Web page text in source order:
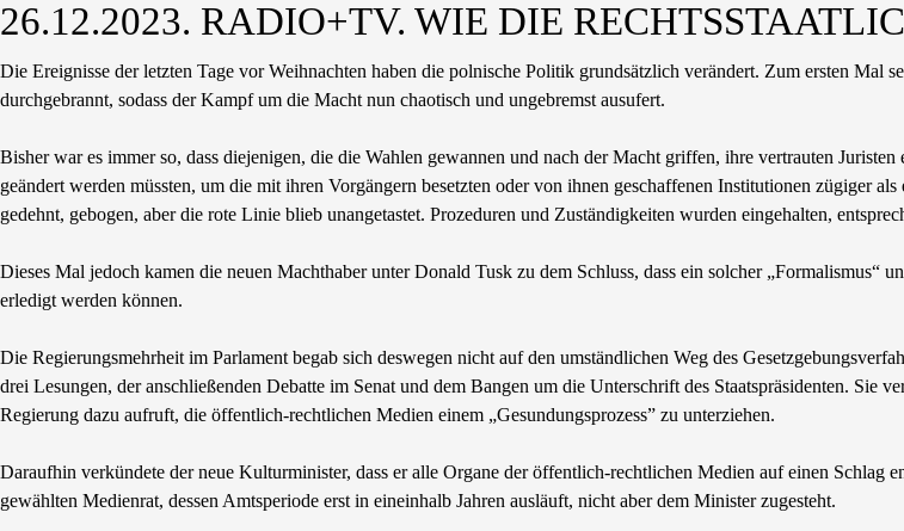
26.12.2023. RADIO+TV. WIE DIE
Die Ereignisse der letzten Tage vor Weihnachten haben die polnische Politik grundsätzlich verändert. Zum ersten
durchgebrannt, sodass der Kampf um die Macht nun chaotisch und ungebremst ausufert.
Bisher war es immer so, dass diejenigen, die die Wahlen gewannen und nach der Macht griffen, ihre vertrauten
geändert werden müssten, um die mit ihren Vorgängern besetzten oder von ihnen geschaffenen Institutionen zügiger
gedehnt, gebogen, aber die rote Linie blieb unangetastet. Prozeduren und Zuständigkeiten wurden eingehalten,
Dieses Mal jedoch kamen die neuen Machthaber unter Donald Tusk zu dem Schluss, dass ein solcher
erledigt werden können.
Die Regierungsmehrheit im Parlament begab sich deswegen nicht auf den umständlichen Weg des
drei Lesungen, der anschließenden Debatte im Senat und dem Bangen um die Unterschrift des Staatspräsidenten. Sie
Regierung dazu aufruft, die öffentlich-rechtlichen Medien einem „Gesundungsprozess” zu unterziehen.
Daraufhin verkündete der neue Kulturminister, dass er alle Organe der öffentlich-rechtlichen Medien auf einen Schlag
gewählten Medienrat, dessen Amtsperiode erst in eineinhalb Jahren ausläuft, nicht aber dem Minister zugesteht.